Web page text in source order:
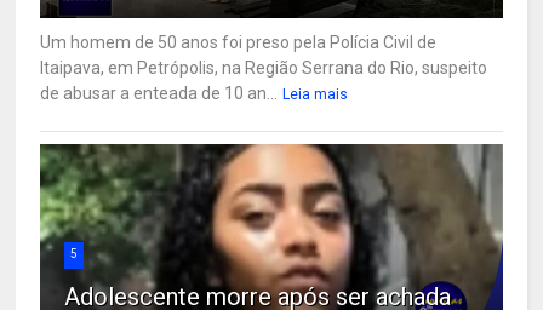
Um homem de 50 anos foi preso pela Polícia Civil de
Itaipava, em Petrópolis, na Região Serrana do Rio, suspeito
de abusar a enteada de 10 an...
Leia mais
5
Adolescente morre após ser achada